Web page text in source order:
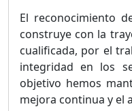
El reconocimiento
construye con la
cualificada, por el
integridad en los
objetivo hemos
mejora continua y el